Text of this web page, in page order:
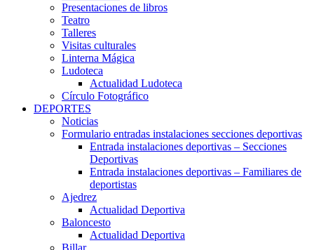
Presentaciones de libros
Teatro
Talleres
Visitas culturales
Linterna Mágica
Ludoteca
Actualidad Ludoteca
Círculo Fotográfico
DEPORTES
Noticias
Formulario entradas instalaciones secciones deportivas
Entrada instalaciones deportivas – Secciones
Deportivas
Entrada instalaciones deportivas – Familiares de
deportistas
Ajedrez
Actualidad Deportiva
Baloncesto
Actualidad Deportiva
Billar